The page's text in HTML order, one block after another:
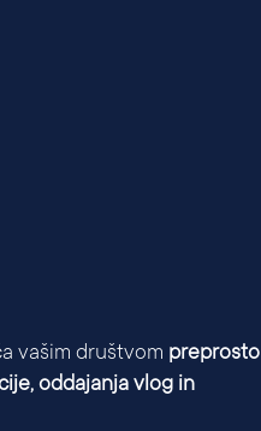
vašim društvom preprosto
oddajanja vlog in